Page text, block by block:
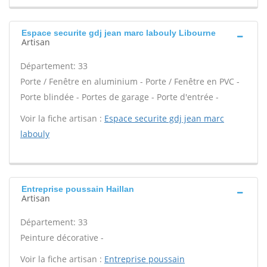
Espace securite gdj jean marc labouly Libourne
Artisan
Département: 33
Porte / Fenêtre en aluminium - Porte / Fenêtre en PVC -
Porte blindée - Portes de garage - Porte d'entrée -
Voir la fiche artisan : Espace securite gdj jean marc
labouly
Entreprise poussain Haillan
Artisan
Département: 33
Peinture décorative -
Voir la fiche artisan : Entreprise poussain